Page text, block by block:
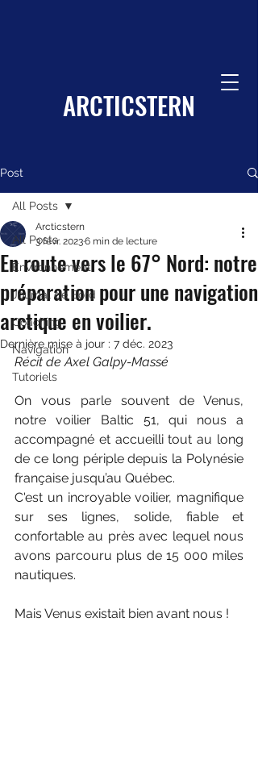
ARCTICSTERN
Post
All Posts
Environnement
Journal de Bord
Coaching
Navigation
Tutoriels
All Posts
En route vers le 67° Nord: notre
préparation pour une navigation
arctique en voilier.
Arcticstern
3 févr. 20236 min de lecture
Dernière mise à jour : 7 déc. 2023
Récit de Axel Galpy-Massé
On vous parle souvent de Venus,
notre voilier Baltic 51, qui nous a
accompagné et accueilli tout au long
de ce long périple depuis la Polynésie
française jusqu’au Québec.
C'est un incroyable voilier, magnifique
sur ses lignes, solide, fiable et
confortable au près avec lequel nous
avons parcouru plus de 15 000 miles
nautiques.
Mais Venus existait bien avant nous !